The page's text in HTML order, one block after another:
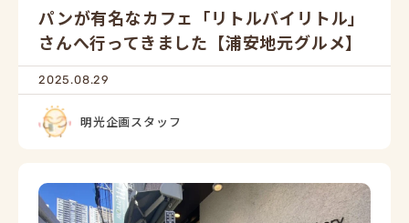
パンが有名なカフェ「リトルバイリトル」
さんへ行ってきました【浦安地元グルメ】
2025.08.29
明光企画スタッフ